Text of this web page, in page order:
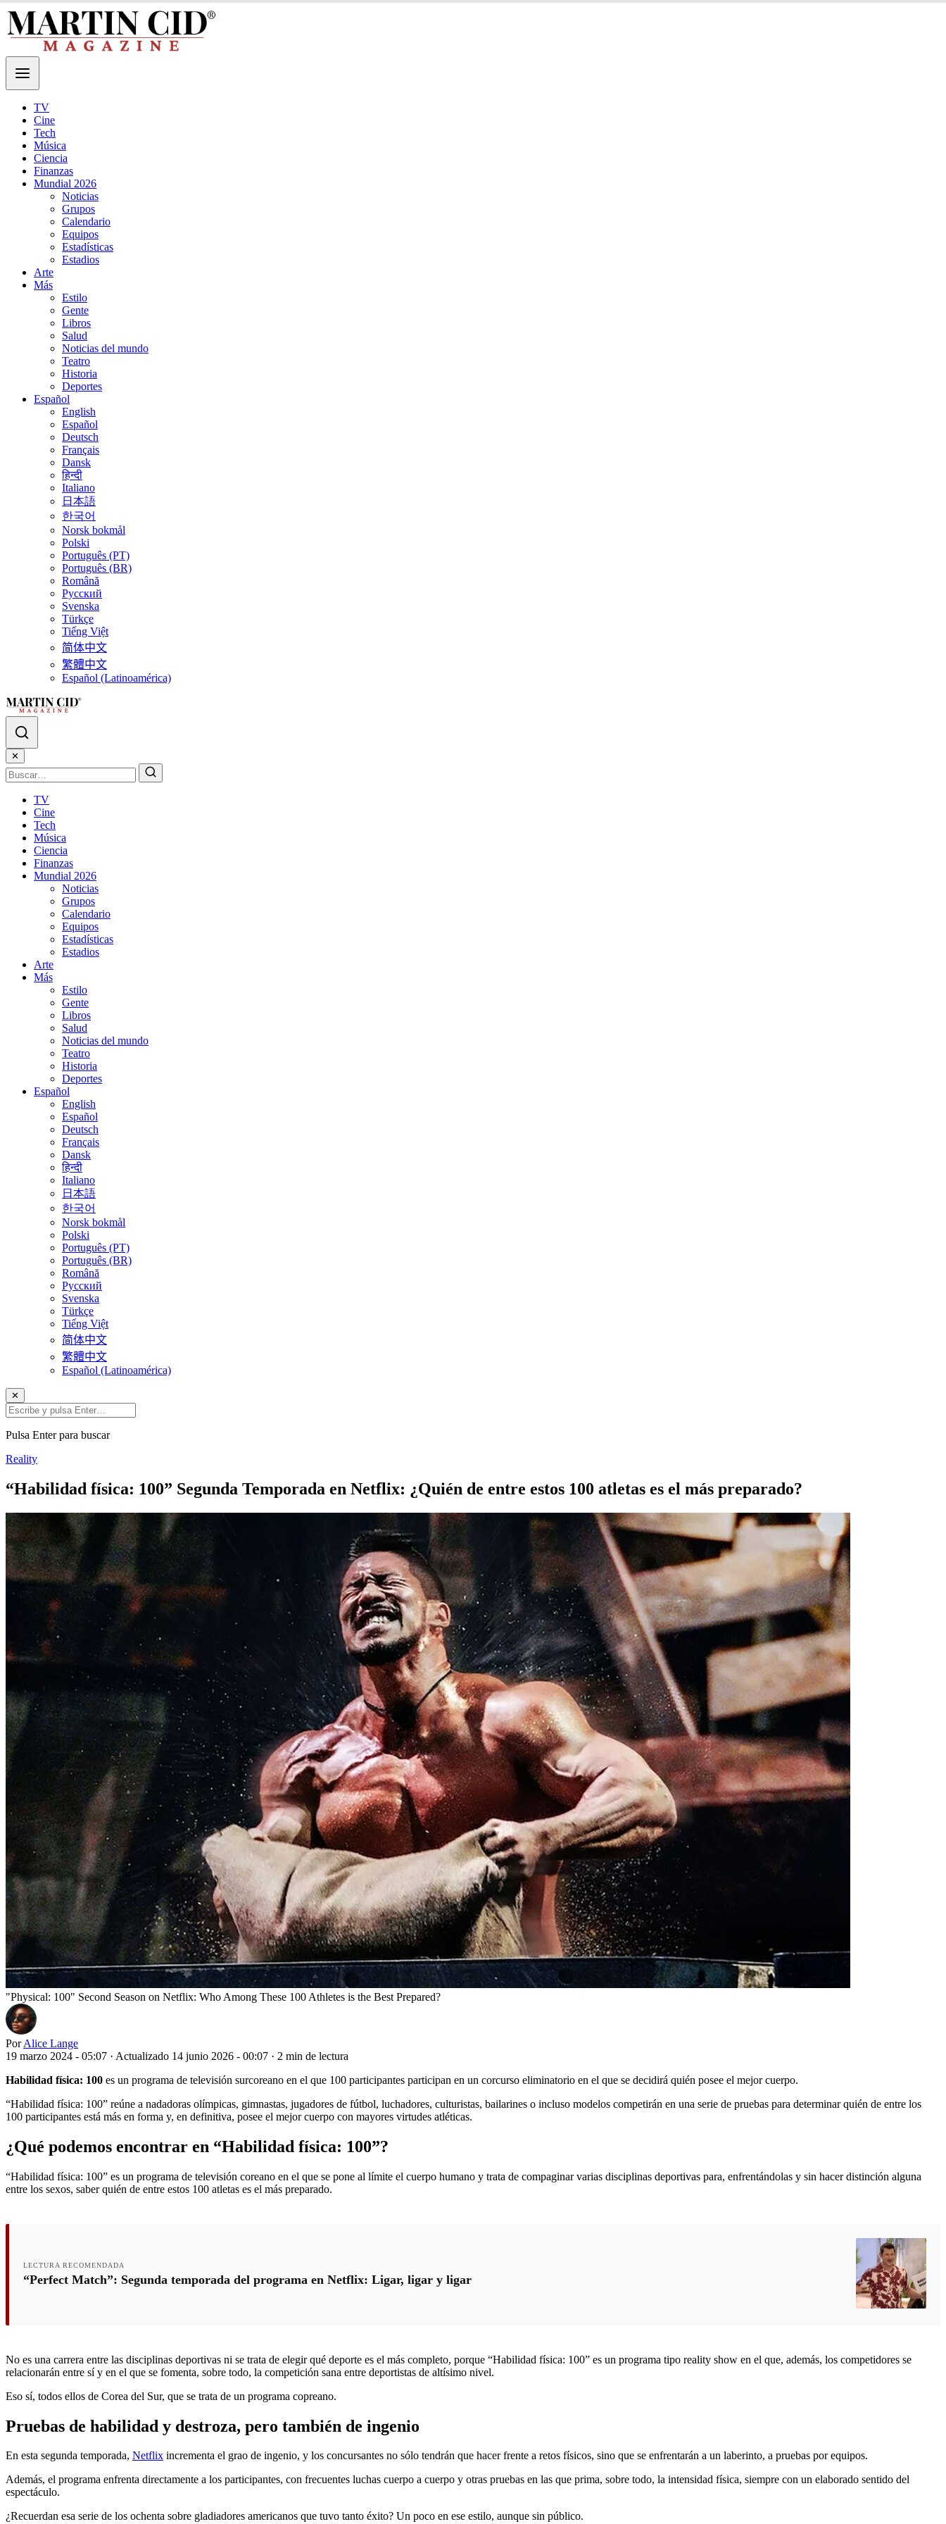
TV
Cine
Tech
Música
Ciencia
Finanzas
Mundial 2026
Noticias
Grupos
Calendario
Equipos
Estadísticas
Estadios
Arte
Más
Estilo
Gente
Libros
Salud
Noticias del mundo
Teatro
Historia
Deportes
Español
English
Español
Deutsch
Français
Dansk
हिन्दी
Italiano
日本語
한국어
Norsk bokmål
Polski
Português (PT)
Português (BR)
Română
Русский
Svenska
Türkçe
Tiếng Việt
简体中文
繁體中文
Español (Latinoamérica)
✕
TV
Cine
Tech
Música
Ciencia
Finanzas
Mundial 2026
Noticias
Grupos
Calendario
Equipos
Estadísticas
Estadios
Arte
Más
Estilo
Gente
Libros
Salud
Noticias del mundo
Teatro
Historia
Deportes
Español
English
Español
Deutsch
Français
Dansk
हिन्दी
Italiano
日本語
한국어
Norsk bokmål
Polski
Português (PT)
Português (BR)
Română
Русский
Svenska
Türkçe
Tiếng Việt
简体中文
繁體中文
Español (Latinoamérica)
✕
Pulsa Enter para buscar
Reality
“Habilidad física: 100” Segunda Temporada en Netflix: ¿Quién de entre estos 100 atletas es el más preparado?
"Physical: 100" Second Season on Netflix: Who Among These 100 Athletes is the Best Prepared?
Por Alice Lange
19 marzo 2024 - 05:07 · Actualizado 14 junio 2026 - 00:07 · 2 min de lectura
Habilidad física: 100 es un programa de televisión surcoreano en el que 100 participantes participan en un corcurso eliminatorio en el que se decidirá quién posee el mejor cuerpo.
“Habilidad física: 100” reúne a nadadoras olímpicas, gimnastas, jugadores de fútbol, luchadores, culturistas, bailarines o incluso modelos competirán en una serie de pruebas para determinar quién de entre los
100 participantes está más en forma y, en definitiva, posee el mejor cuerpo con mayores virtudes atléticas.
¿Qué podemos encontrar en “Habilidad física: 100”?
“Habilidad física: 100” es un programa de televisión coreano en el que se pone al límite el cuerpo humano y trata de compaginar varias disciplinas deportivas para, enfrentándolas y sin hacer distinción alguna
entre los sexos, saber quién de entre estos 100 atletas es el más preparado.
LECTURA RECOMENDADA
“Perfect Match”: Segunda temporada del programa en Netflix: Ligar, ligar y ligar
No es una carrera entre las disciplinas deportivas ni se trata de elegir qué deporte es el más completo, porque “Habilidad física: 100” es un programa tipo reality show en el que, además, los competidores se
relacionarán entre sí y en el que se fomenta, sobre todo, la competición sana entre deportistas de altísimo nivel.
Eso sí, todos ellos de Corea del Sur, que se trata de un programa copreano.
Pruebas de habilidad y destroza, pero también de ingenio
En esta segunda temporada, Netflix incrementa el grao de ingenio, y los concursantes no sólo tendrán que hacer frente a retos físicos, sino que se enfrentarán a un laberinto, a pruebas por equipos.
Además, el programa enfrenta directamente a los participantes, con frecuentes luchas cuerpo a cuerpo y otras pruebas en las que prima, sobre todo, la intensidad física, siempre con un elaborado sentido del
espectáculo.
¿Recuerdan esa serie de los ochenta sobre gladiadores americanos que tuvo tanto éxito? Un poco en ese estilo, aunque sin público.